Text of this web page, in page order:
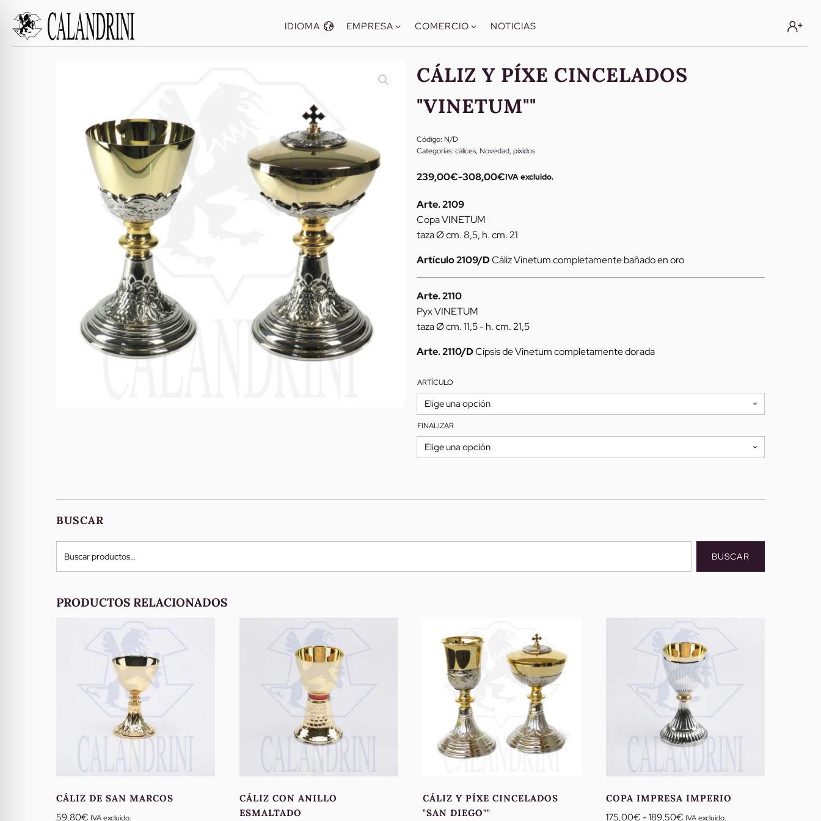
IDIOMA EMPRESA COMERCIO NOTICIAS
CÁLIZ Y PÍXE CINCELADOS
"VINETUM""
Código: N/D
Categorías: cálices, Novedad, píxidos
239,00€-308,00€
Rango
de
precios:
desde
hasta
308,00€
IVA excluido.
Arte. 2109
Copa VINETUM
taza Ø cm. 8,5, h. cm. 21
Artículo 2109/DCáliz Vinetum completamente bañado en oro
Arte. 2110
Pyx VINETUM
taza Ø cm. 11,5 - h. cm. 21,5
Arte. 2110/DCípsis de Vinetum completamente dorada
ARTÍCULO
FINALIZAR
BUSCAR
Buscar
BUSCAR
PRODUCTOS RELACIONADOS
CÁLIZ DE SAN MARCOS
59,80€ IVA excluido.
CÁLIZ CON ANILLO
ESMALTADO
CÁLIZ Y PÍXE CINCELADOS
"SAN DIEGO""
COPA IMPRESA IMPERIO
175,00€ - 189,50€ Rango
IVA excluido.